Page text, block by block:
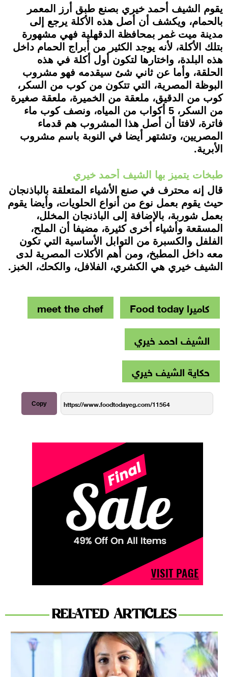
يقوم الشيف أحمد خيري بصنع طبق أرز المعمر
بالحمام، ويكشف أن أصل هذه الأكلة يرجع إلى
مدينة ميت غمر بمحافظة الدقهلية فهي مشهورة
بتلك الأكلة، لأنه يوجد الكثير من أبراج الحمام داخل
هذه البلدة، واختارها لتكون أول أكلة في هذه
الحلقة، وأما عن ثاني شئ سيقدمه فهو مشروب
البوظة المصرية، التي تتكون من كوب من السكر،
كوب من الدقيق، ملعقة من الخميرة، ملعقة صغيرة
من السكر، 5 أكواب من المياه، ونصف كوب ماء
فاترة، لافتا أن أصل هذا المشروب هم قدماء
المصريين، وتشتهر أيضا في النوبة باسم مشروب
الأبرية.
طبخات يتميز بها الشيف أحمد خيري
قال إنه محترف في صنع الأشياء المتعلقة بالباذنجان
حيث يقوم بعمل نوع من أنواع الحلويات، وأيضا يقوم
بعمل شوربة، بالإضافة إلى الباذنجان المخلل،
المسقعة وأشياء أخرى كثيرة، مضيفا أن الملح،
الفلفل والكسبرة من التوابل الأساسية التي تكون
معه داخل المطبخ، ومن أهم الأكلات المصرية لدى
الشيف خيري هي الكشري، الفلافل، والكحك، الخبز.
كاميرا Food today
meet the chef
الشيف احمد خيري
حكاية الشيف خيري
Copy
RELATED ARTICLES